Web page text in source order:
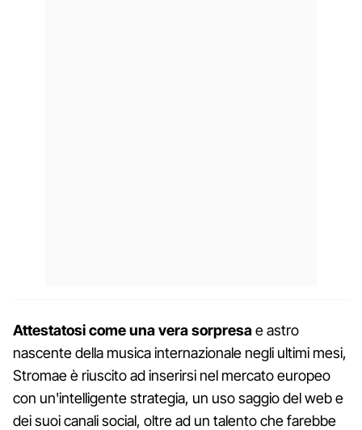
Attestatosi come una vera sorpresae astro
nascente della musica internazionale negli ultimi mesi,
Stromae è riuscito ad inserirsi nel mercato europeo
con un'intelligente strategia, un uso saggio del web e
dei suoi canali social, oltre ad un talento che farebbe